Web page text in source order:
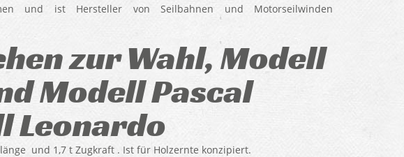
und ist Hersteller von Seilbahnen und Motorseilwinden
zur Wahl, Modell
Modell Pascal
Leonardo
und 1,7 t Zugkraft . Ist für Holzernte konzipiert.